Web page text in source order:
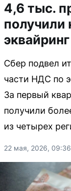
4,6 тыс.
эквайринг
Сбер подвел
части НДС по
За первый
получили
из четырех
22 мая, 2026, 09:36